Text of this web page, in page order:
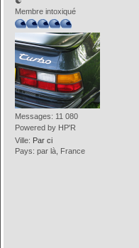
Membre intoxiqué
Messages: 11 080
Powered by HP'R
Ville: Par ci
Pays: par là, France